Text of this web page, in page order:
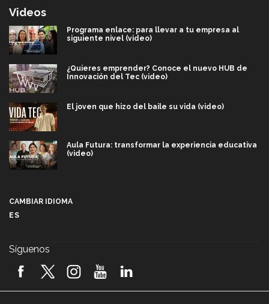
Videos
Programa enlace: para llevar a tu empresa al
siguiente nivel (video)
¿Quieres emprender? Conoce el nuevo HUB de
Innovación del Tec (video)
El joven que hizo del baile su vida (video)
Aula Futura: transformar la experiencia educativa
(video)
2026! (video)
CAMBIAR IDIOMA
ES
Síguenos